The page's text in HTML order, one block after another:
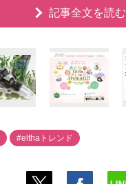
記事全文を読む
#elthaトレンド